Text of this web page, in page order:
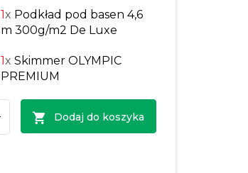
1x Podkład pod basen 4,6
m 300g/m2 De Luxe
1x Skimmer OLYMPIC
PREMIUM
Dodaj do koszyka